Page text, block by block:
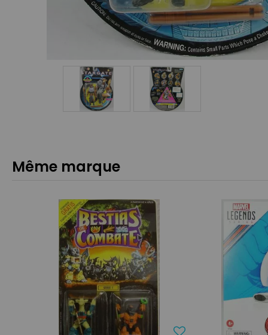
Même marque